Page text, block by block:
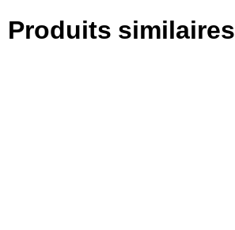
Produits similaires